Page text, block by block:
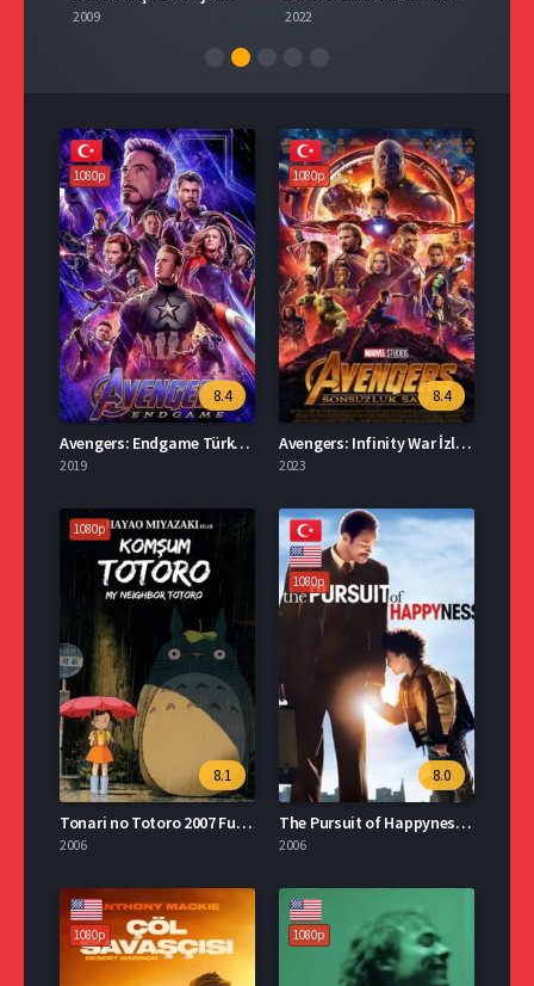
2022 2015
1080p
8.4
Avengers: Endgame Türkçe Dublaj İzle
2019
1080p
8.4
Avengers: Infinity War İzle Türkçe
2023
1080p
8.1
Tonari no Totoro 2007 Full İzle
2006
1080p
8.0
The Pursuit of Happyness 2006 İzle
2006
1080p 1080p